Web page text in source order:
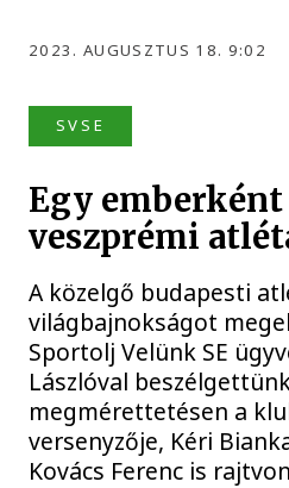
2023. AUGUSZTUS 18. 9:02
SVSE
Egy
veszprémi
A közelgő budapesti
világbajnokságot
Sportolj Velünk SE
Lászlóval
megmérettetésen a
versenyzője, Kéri
Kovács Ferenc is